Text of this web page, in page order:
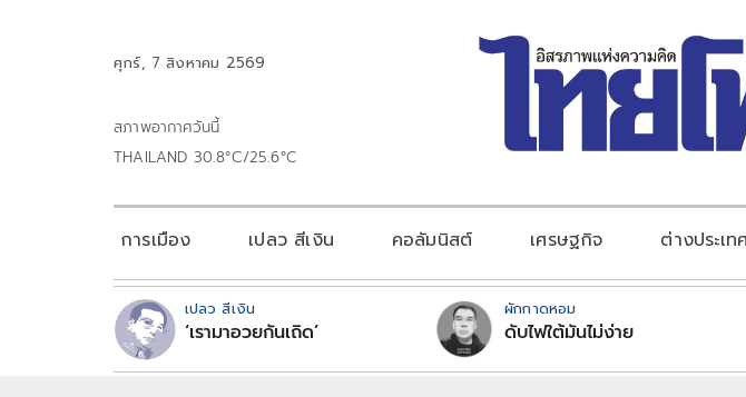
ศุกร์, 7 สิงหาคม 2569
สภาพอากาศวันนี้
THAILAND 30.8°C/25.6°C
การเมือง เปลว สีเงิน คอลัมนิสต์ เศรษฐกิจ ต่างประเท
เปลว สีเงิน
‘เรามาอวยกันเถิด’
ผักกาดหอม
ดับไฟใต้มันไม่ง่าย